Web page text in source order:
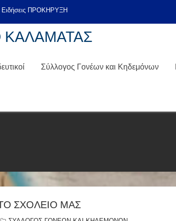
ΚΑΛΑΜΑΤΑΣ
Σύλλογος Γονέων και Κηδεμόνων
ΣΧΟΛΕΙΟ ΜΑΣ